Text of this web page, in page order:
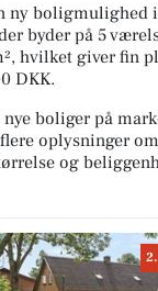
ny boligmulighed
byder på 5
hvilket giver fin
DKK.
nye boliger på
oplysninger
og